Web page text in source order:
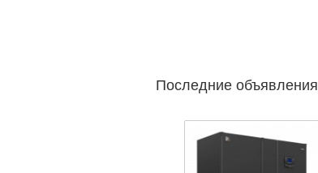
Последние объявления